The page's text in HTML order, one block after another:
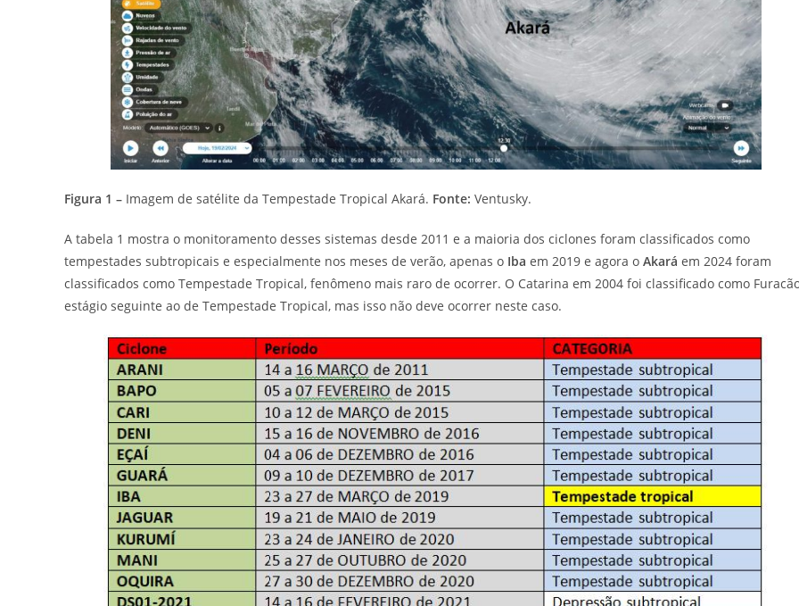
Figura 1 – Imagem de satélite da Tempestade Tropical Akará. Fonte: Ventusky.
A tabela 1 mostra o monitoramento desses sistemas desde 2011 e a maioria dos ciclones foram classificados como
tempestades subtropicais e especialmente nos meses de verão, apenas o Iba em 2019 e agora o Akará em 2024 foram
classificados como Tempestade Tropical, fenômeno mais raro de ocorrer. O Catarina em 2004 foi classificado como
estágio seguinte ao de Tempestade Tropical, mas isso não deve ocorrer neste caso.